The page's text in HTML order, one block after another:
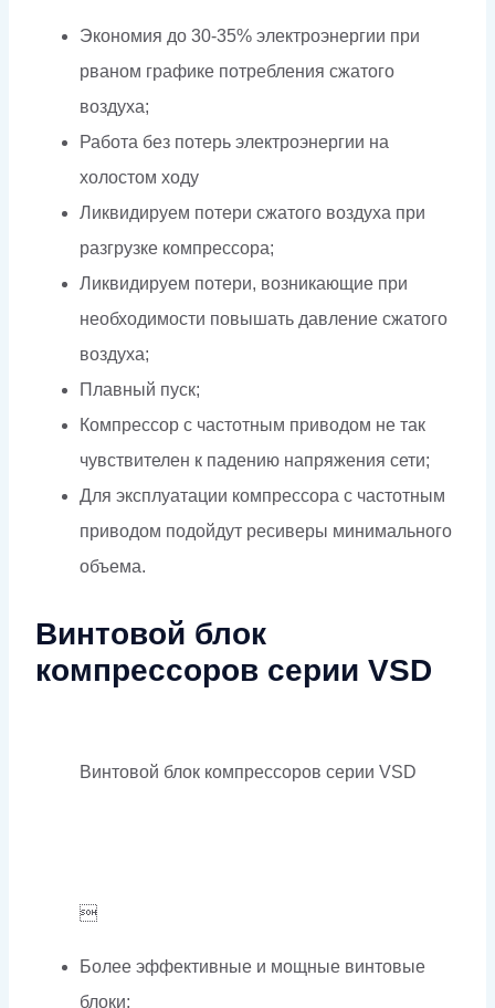
Экономия до 30-35% электроэнергии при
рваном графике потребления сжатого
воздуха;
Работа без потерь электроэнергии на
холостом ходу
Ликвидируем потери сжатого воздуха при
разгрузке компрессора;
Ликвидируем потери, возникающие при
необходимости повышать давление сжатого
воздуха;
Плавный пуск;
Компрессор с частотным приводом не так
чувствителен к падению напряжения сети;
Для эксплуатации компрессора с частотным
приводом подойдут ресиверы минимального
объема.
Винтовой блок
компрессоров серии VSD
Винтовой блок компрессоров серии VSD

Более эффективные и мощные винтовые
блоки;